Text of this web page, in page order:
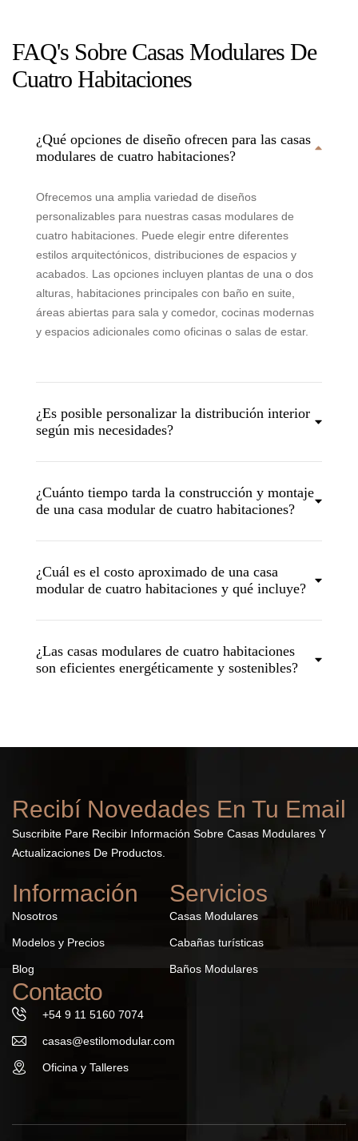
FAQ's Sobre Casas Modulares De
Cuatro Habitaciones
¿Qué opciones de diseño ofrecen para las casas
modulares de cuatro habitaciones?
Ofrecemos una amplia variedad de diseños
personalizables para nuestras casas modulares de
cuatro habitaciones. Puede elegir entre diferentes
estilos arquitectónicos, distribuciones de espacios y
acabados. Las opciones incluyen plantas de una o dos
alturas, habitaciones principales con baño en suite,
áreas abiertas para sala y comedor, cocinas modernas
y espacios adicionales como oficinas o salas de estar.
¿Es posible personalizar la distribución interior
según mis necesidades?
¿Cuánto tiempo tarda la construcción y montaje
de una casa modular de cuatro habitaciones?
¿Cuál es el costo aproximado de una casa
modular de cuatro habitaciones y qué incluye?
¿Las casas modulares de cuatro habitaciones
son eficientes energéticamente y sostenibles?
Recibí Novedades En Tu Email
Suscribite Pare Recibir Información Sobre Casas Modulares Y
Actualizaciones De Productos.
Información
Nosotros
Modelos y Precios
Blog
Servicios
Casas Modulares
Cabañas turísticas
Baños Modulares
Contacto
+54 9 11 5160 7074
casas@estilomodular.com
Oficina y Talleres